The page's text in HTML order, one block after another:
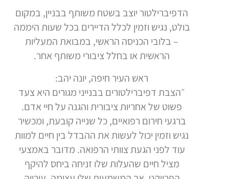
הדפיברילטור יוצב בשטח משותף בבניין, במקום
בולט, נגיש וזמין לכלל הדיירים בכל שעות היממה
– בלובי הכניסה הראשי, במבואת המעליות
הראשית או בחלל ציבורי משותף אחר.
ראש העיר חיפה, יונה יהב:
״הצבת דפיברילטורים בבנייני מגורים היא צעד
פשוט של אחריות ציבורית והגנה על חיי אדם.
ברגעי חירום רפואיים, כל שנייה קובעת, ומכשיר
נגיש וזמין יכול לעשות את ההבדל בין חיים למוות
עוד לפני הגעת צוותי הרפואה. מדובר באמצעי
מציל חיים שהעלות שלו זניחה ביחס להיקף